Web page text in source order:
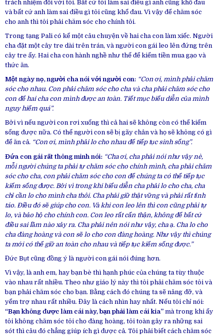
trách nhiệm đối với tôi. Bất cứ tôi làm sai điều gì anh cũng khổ đau
và bất cứ anh làm sai điều gì tôi cũng khổ đau. Vì vậy để chăm sóc
cho anh thì tôi phải chăm sóc cho chính tôi.
Trong tạng Pali có kể một câu chuyện về hai cha con làm xiếc. Người
cha đặt một cây tre dài trên trán, và người con gái leo lên đứng trên
cây tre ấy. Hai cha con hành nghề như thế để kiếm tiền mua gạo và
thức ăn.
Một ngày nọ, người cha nói với người con: “Con ơi, mình phải chăm
sóc cho nhau. Con phải chăm sóc cho cha và cha phải chăm sóc cho
con để hai cha con mình được an toàn. Tiết mục biểu diễn của mình
nguy hiểm quá”.
Bởi vì nếu người con rơi xuống thì cả hai sẽ không còn có thể kiếm
sống được nữa. Có thể người con sẽ bị gãy chân và họ sẽ không có gì
để ăn cả. “Con ơi, mình phải lo cho nhau để tiếp tục sinh sống”.
Đứa con gái rất thông minh nói: “Cha ơi, cha phải nói như vậy nè,
mỗi người chúng ta phải tự chăm sóc cho chính mình, cha phải chăm
sóc cho cha, con phải chăm sóc cho con để chúng ta có thể tiếp tục
kiếm sống được. Bởi vì trong khi biểu diễn cha phải lo cho cha, cha
chỉ cần lo cho mình cha thôi. Cha phải giữ thật vững và phải rất tỉnh
táo. Điều đó sẽ giúp cho con. Và khi con leo lên thì con cũng phải tự
lo, và bảo hộ cho chính con. Con leo rất cẩn thận, không để bất cứ
điều sai lầm nào xảy ra. Cha phải nên nói như vậy, cha ạ. Cha lo cho
cha đàng hoàng và con sẽ lo cho con đàng hoàng. Như vậy thì chúng
ta mới có thể giữ an toàn cho nhau và tiếp tục kiếm sống được.”
Đức Bụt cũng đồng ý là người con gái nói đúng hơn.
Vì vậy, là anh em, hay bạn bè thì hạnh phúc của chúng ta tùy thuộc
vào nhau rất nhiều. Theo như giáo lý này thì tôi phải chăm sóc tôi và
bạn phải chăm sóc cho bạn. Bằng cách đó chúng ta sẽ nâng đỡ, và
yểm trợ nhau rất nhiều. Đây là cách nhìn hay nhất. Nếu tôi chỉ nói:
“Bạn không được làm cái này, bạn phải làm cái kia” mà trong khi ấy
tôi không chăm sóc tôi cho đàng hoàng, tôi toàn gây ra những sai
sót thì câu đó chẳng giúp ích gì được cả. Tôi phải biết cách chăm sóc